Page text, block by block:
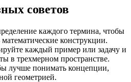
советов
каждого термина, чтобы
конструкции.
каждый пример или задачу и
в трехмерном пространстве.
лучше понимать концепции,
геометрией.